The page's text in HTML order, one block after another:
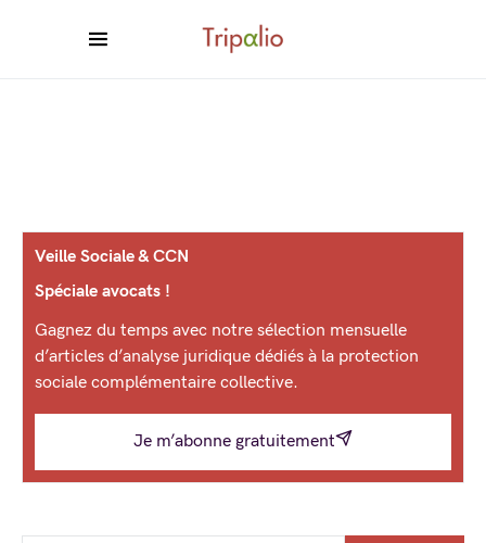
Veille Sociale & CCN
Spéciale avocats !
Gagnez du temps avec notre sélection mensuelle
d’articles d’analyse juridique dédiés à la protection
sociale complémentaire collective.
Je m’abonne gratuitement